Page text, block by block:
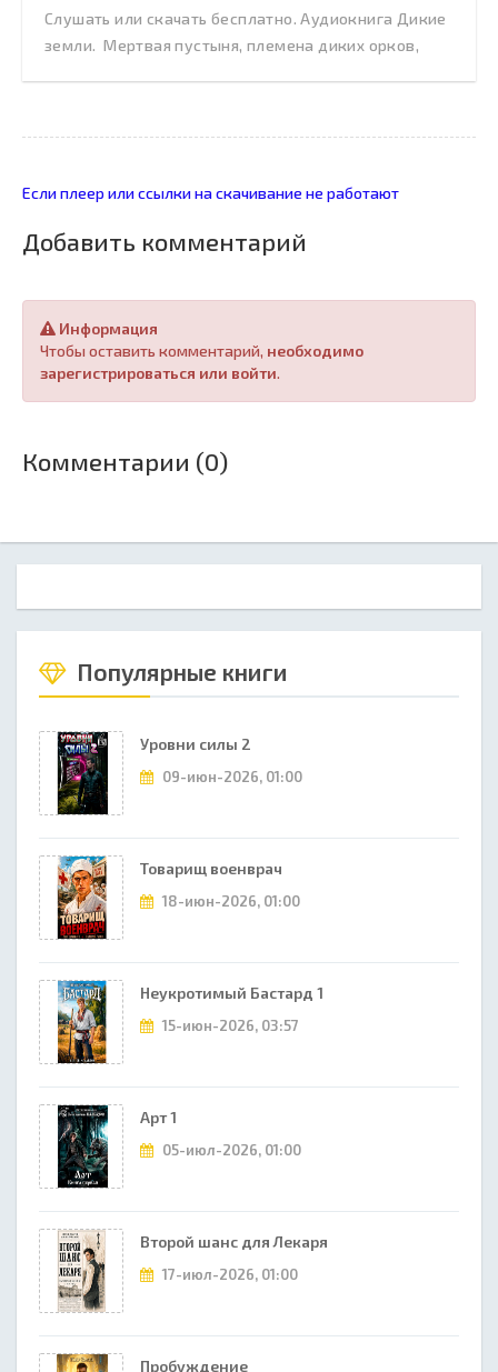
Слушать или скачать бесплатно. Аудиокнига Дикие
земли. Мертвая пустыня, племена диких орков,
Если плеер или ссылки на скачивание не работают
Добавить комментарий
Информация
Чтобы оставить комментарий, необходимо
зарегистрироваться или войти.
Комментарии (0)
Популярные книги
Уровни силы 2
09-июн-2026, 01:00
Товарищ военврач
18-июн-2026, 01:00
Неукротимый Бастард 1
15-июн-2026, 03:57
Арт 1
05-июл-2026, 01:00
Второй шанс для Лекаря
17-июл-2026, 01:00
Пробуждение